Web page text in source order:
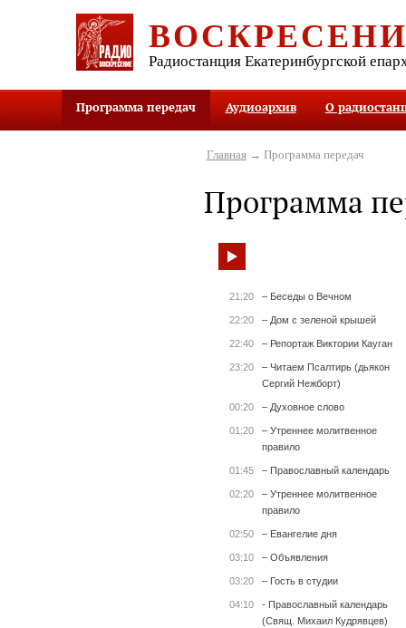
Радиостанция Екатеринбургской
Программа передач Аудиоархив О
Главная→ Программа передач
Программа
21:20 – Беседы о Вечном
22:20 – Дом с зеленой крышей
22:40 – Репортаж Виктории Кауган
23:20
– Читаем Псалтирь (дьякон
Сергий Нежборт)
00:20 – Духовное слово
01:20
– Утреннее молитвенное
правило
01:45 – Православный календарь
02:20
– Утреннее молитвенное
правило
02:50 – Евангелие дня
03:10 – Объявления
03:20 – Гость в студии
04:10
- Православный календарь
(Свящ. Михаил Кудрявцев)